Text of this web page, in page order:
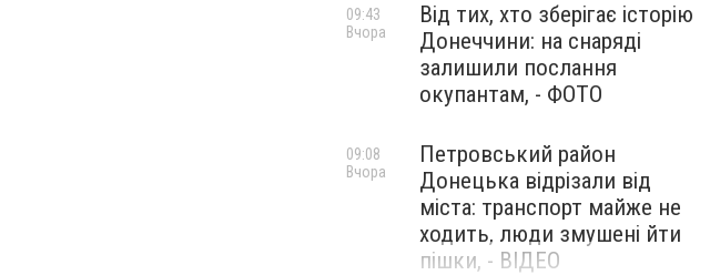
Від тих, хто зберігає історію
Донеччини: на снаряді
залишили послання
окупантам, - ФОТО
09:43
Вчора
Петровський район
Донецька відрізали від
міста: транспорт майже не
ходить, люди змушені йти
пішки, - ВІДЕО
09:08
Вчора